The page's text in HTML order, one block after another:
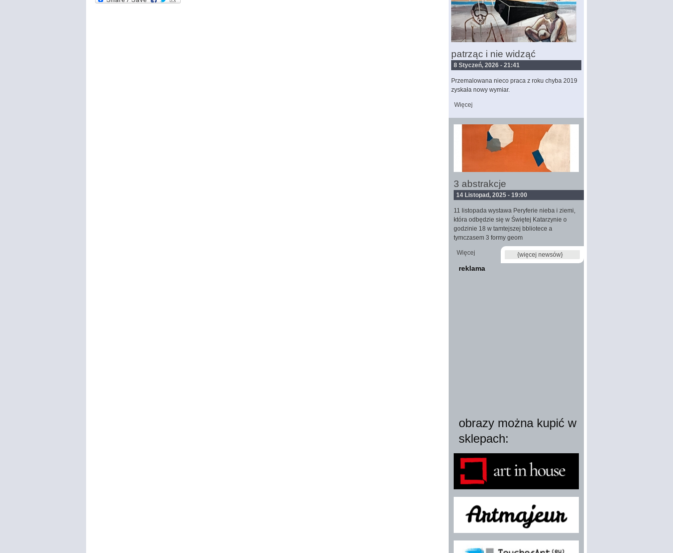
patrząc i nie widząć
8 Styczeń, 2026 - 21:41
Przemalowana nieco praca z roku chyba 2019
zyskała nowy wymiar.
Więcej
3 abstrakcje
14 Listopad, 2025 - 19:00
11 listopada wystawa Peryferie nieba i ziemi,
która odbędzie się w Świętej Katarzynie o
godzinie 18 w tamtejszej bbliotece a
tymczasem 3 formy geom
Więcej wpis 3 abstrakcje{więcej newsów}
reklama
obrazy można kupić w
sklepach: